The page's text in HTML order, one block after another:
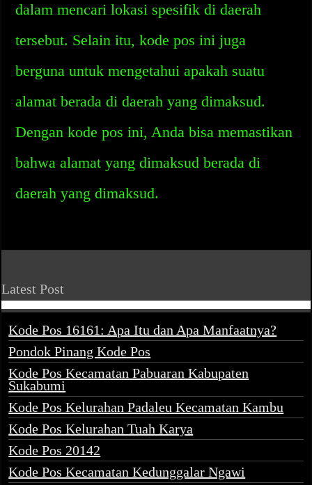
dalam mencari lokasi spesifik di daerah
tersebut. Selain itu, kode pos ini juga
berguna untuk mengetahui apakah suatu
alamat berada di daerah yang dimaksud.
Dengan kode pos ini, Anda bisa memastikan
bahwa alamat yang dimaksud berada di
daerah yang dimaksud.
Latest Post
Kode Pos 16161: Apa Itu dan Apa Manfaatnya?
Pondok Pinang Kode Pos
Kode Pos Kecamatan Pabuaran Kabupaten
Sukabumi
Kode Pos Kelurahan Padaleu Kecamatan Kambu
Kode Pos Kelurahan Tuah Karya
Kode Pos 20142
Kode Pos Kecamatan Kedunggalar Ngawi